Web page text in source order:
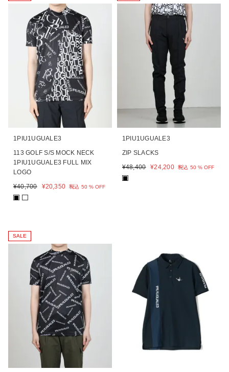
1PIU1UGUALE3
113 GOLF S/S MOCK NECK
1PIU1UGUALE3 FULL MIX
LOGO
¥40,700 ¥20,350 税込 50 % OFF
■
1PIU1UGUALE3
ZIP SLACKS
¥48,400 ¥24,200 税込 50 % OFF
■
SALE